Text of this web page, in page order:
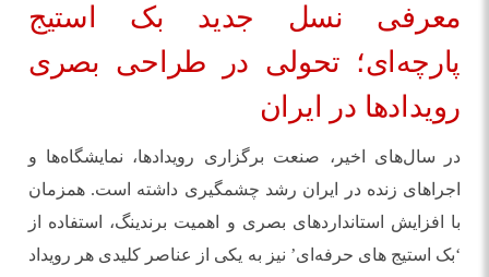
معرفی نسل جدید بک ‌استیج
پارچه‌ای؛ تحولی در طراحی بصری
رویدادها در ایران
در سال‌های اخیر، صنعت برگزاری رویدادها، نمایشگاه‌ها و
اجراهای زنده در ایران رشد چشمگیری داشته است. همزمان
با افزایش استانداردهای بصری و اهمیت برندینگ، استفاده از
‘بک‌ استیج‌ های حرفه‌ای’ نیز به یکی از عناصر کلیدی هر رویداد